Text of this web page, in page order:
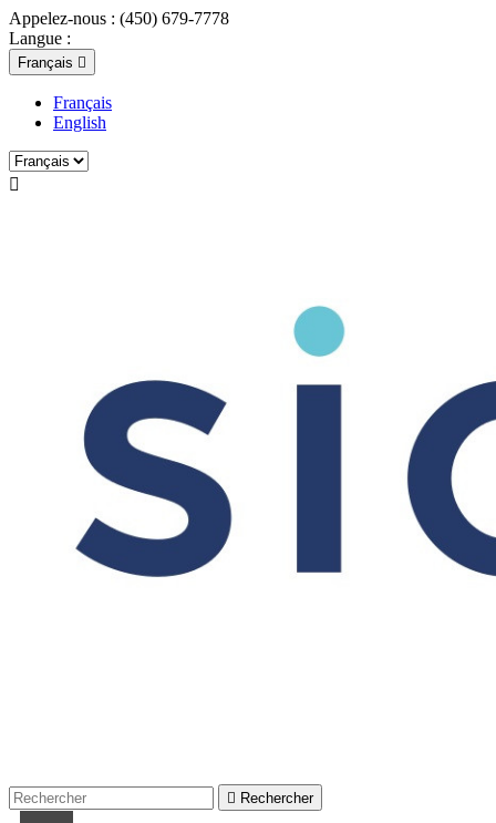
Appelez-nous : (450) 679-7778
Langue :
Français 
Français
English

 Rechercher